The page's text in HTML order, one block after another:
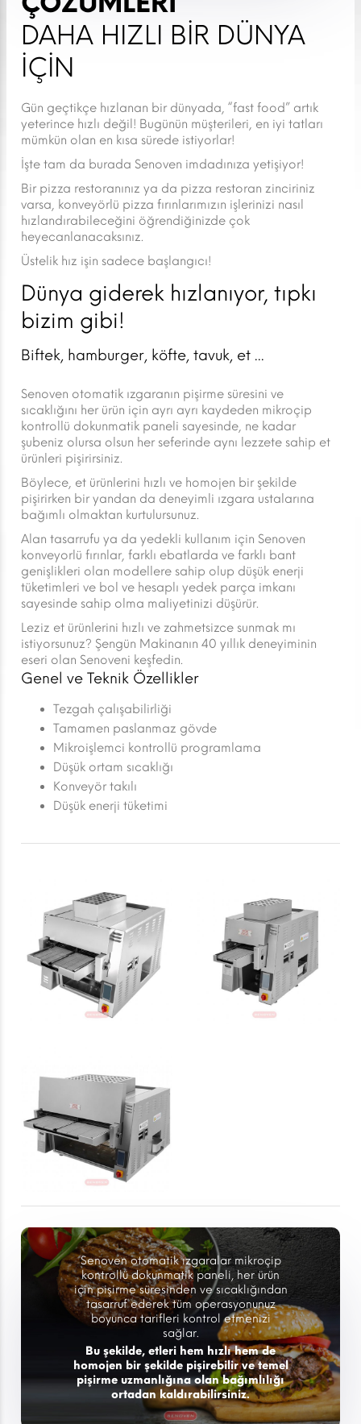
DAHA HIZLI BİR DÜNYA
İÇİN
Gün geçtikçe hızlanan bir dünyada, “fast food” artık
yeterince hızlı değil! Bugünün müşterileri, en iyi tatları
mümkün olan en kısa sürede istiyorlar!
İşte tam da burada Senoven imdadınıza yetişiyor!
Bir pizza restoranınız ya da pizza restoran zinciriniz
varsa, konveyörlü pizza fırınlarımızın işlerinizi nasıl
hızlandırabileceğini öğrendiğinizde çok
heyecanlanacaksınız.
Üstelik hız işin sadece başlangıcı!
Dünya giderek hızlanıyor, tıpkı
bizim gibi!
Biftek, hamburger, köfte, tavuk, et ...
Senoven otomatik ızgaranın pişirme süresini ve
sıcaklığını her ürün için ayrı ayrı kaydeden mikroçip
kontrollü dokunmatik paneli sayesinde, ne kadar
şubeniz olursa olsun her seferinde aynı lezzete sahip et
ürünleri pişirirsiniz.
Böylece, et ürünlerini hızlı ve homojen bir şekilde
pişirirken bir yandan da deneyimli ızgara ustalarına
bağımlı olmaktan kurtulursunuz.
Alan tasarrufu ya da yedekli kullanım için Senoven
konveyorlü fırınlar, farklı ebatlarda ve farklı bant
genişlikleri olan modellere sahip olup düşük enerji
tüketimleri ve bol ve hesaplı yedek parça imkanı
sayesinde sahip olma maliyetinizi düşürür.
Leziz et ürünlerini hızlı ve zahmetsizce sunmak mı
istiyorsunuz? Şengün Makinanın 40 yıllık deneyiminin
eseri olan Senoveni keşfedin.
Genel ve Teknik Özellikler
Tezgah çalışabilirliği
Tamamen paslanmaz gövde
Mikroişlemci kontrollü programlama
Düşük ortam sıcaklığı
Konveyör takılı
Düşük enerji tüketimi
Senoven otomatik ızgaralar mikroçip
kontrollü dokunmatik paneli, her ürün
için pişirme süresinden ve sıcaklığından
tasarruf ederek tüm operasyonunuz
boyunca tarifleri kontrol etmenizi
sağlar.
Bu şekilde, etleri hem hızlı hem de
homojen bir şekilde pişirebilir ve temel
pişirme uzmanlığına olan bağımlılığı
ortadan kaldırabilirsiniz.